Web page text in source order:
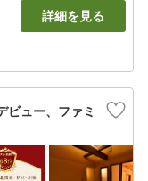
詳細を見る
ビュー、ファミ